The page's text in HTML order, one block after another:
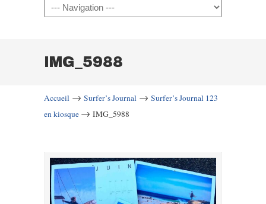
Navigation
IMG_5988
Accueil → Surfer’s Journal → Surfer’s Journal 123
en kiosque → IMG_5988